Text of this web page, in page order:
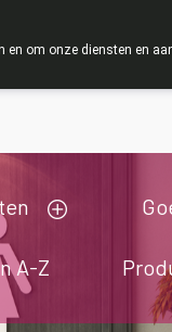
A-Z
om onze diensten en